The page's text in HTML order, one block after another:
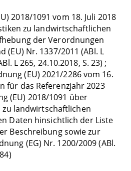
2018/1091 vom 18. Juli 2018
zu landwirtschaftlichen
der Verordnungen
(EU) Nr. 1337/2011 (ABl. L
L 265, 24.10.2018, S. 23) ;
(EU) 2021/2286 vom 16.
für das Referenzjahr 2023
(EU) 2018/1091 über
landwirtschaftlichen
Daten hinsichtlich der Liste
Beschreibung sowie zur
(EG) Nr. 1200/2009 (ABl.